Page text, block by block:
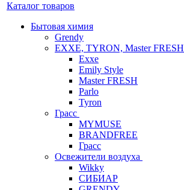
Каталог товаров
Бытовая химия
Grendy
EXXE, TYRON, Master FRESH
Exxe
Emily Style
Master FRESH
Parlo
Tyron
Грасс
MYMUSE
BRANDFREE
Грасс
Освежители воздуха
Wikky
СИБИАР